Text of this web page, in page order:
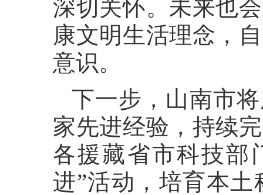
深切关怀。未来也
康文明生活理念，
意识。
下一步，山南市
家先进经验，持续
各援藏省市科技部
进”活动，培育本